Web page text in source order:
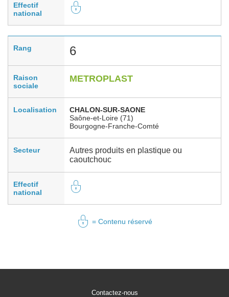
Effectif
national
Rang 6
Raison
sociale
METROPLAST
Localisation
CHALON-SUR-SAONE
Saône-et-Loire (71)
Bourgogne-Franche-Comté
Secteur
Autres produits en plastique ou
caoutchouc
Effectif
national
= Contenu réservé
Contactez-nous